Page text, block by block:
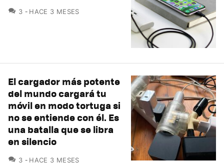
3 COMENTARIOS
HACE 3 MESES
El cargador más potente
del mundo cargará tu
móvil en modo tortuga si
no se entiende con él. Es
una batalla que se libra
en silencio
3 COMENTARIOS
HACE 3 MESES